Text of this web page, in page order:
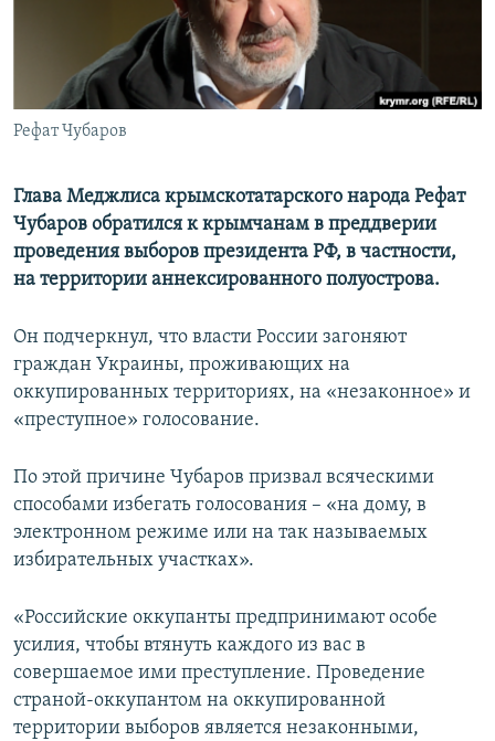
ПОБЕДИТЕЛЕЙ НЕ СУДЯТ?
КРЫМ.НЕПОКОРЕННЫЙ
ELIFBE
УКРАИНСКАЯ ПРОБЛЕМА КРЫМА
ПРИСОЕДИНЯЙТЕСЬ!
Рефат Чубаров
Глава Меджлиса крымскотатарского народа Рефат
Чубаров обратился к крымчанам в преддверии
проведения выборов президента РФ, в частности,
на территории аннексированного полуострова.
Он подчеркнул, что власти России загоняют
граждан Украины, проживающих на
оккупированных территориях, на «незаконное» и
«преступное» голосование.
По этой причине Чубаров призвал всяческими
способами избегать голосования – «на дому, в
электронном режиме или на так называемых
избирательных участках».
«Российские оккупанты предпринимают особе
усилия, чтобы втянуть каждого из вас в
совершаемое ими преступление. Проведение
страной-оккупантом на оккупированной
территории выборов является незаконными,